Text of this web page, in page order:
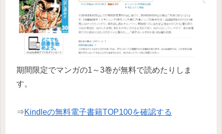
期間限定でマンガの1～3巻が無料で読めたりしま
す。
⇒Kindleの無料電子書籍TOP100を確認する